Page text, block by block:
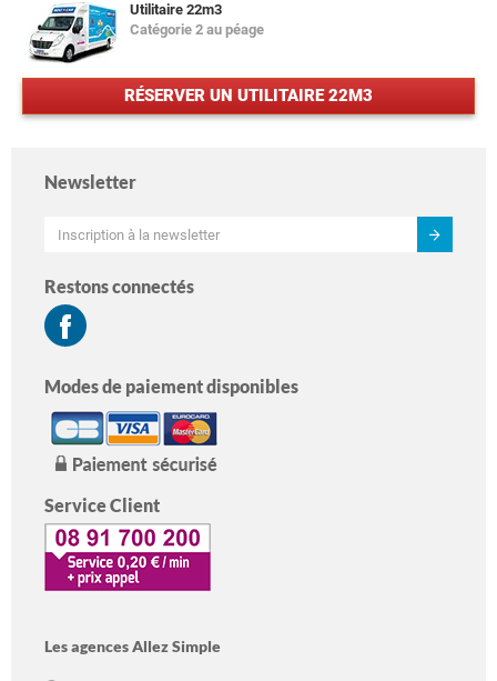
Utilitaire 22m3
Catégorie 2 au péage
RÉSERVER UN UTILITAIRE 22M3
Newsletter
Restons connectés
Modes de paiement disponibles
Service Client
Les agences Allez Simple